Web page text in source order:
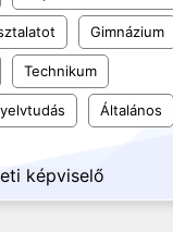
Gimnázium
Technikum
Általános
képviselő